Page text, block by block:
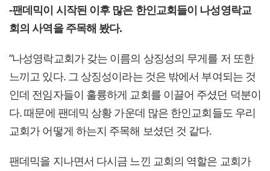
-팬데믹이 시작된 이후 많은 한인교회들이 나성영락교
회의 사역을 주목해 봤다.
“나성영락교회가 갖는 이름의 상징성의 무게를 저 또한
느끼고 있다. 그 상징성이라는 것은 밖에서 부여되는 것
인데 전임자들이 훌륭하게 교회를 이끌어 주셨던 덕분이
다. 때문에 팬데믹 상황 가운데 많은 한인교회들도 우리
교회가 어떻게 하는지 주목해 보셨던 것 같다.
팬데믹을 지나면서 다시금 느낀 교회의 역할은 교회가